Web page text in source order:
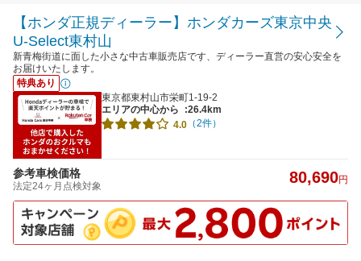
【ホンダ正規ディーラー】ホンダカーズ東京中央
U-Select東村山
新青梅街道に面した小さな中古車販売店です、ディーラー直営の安心安全を
お届けいたします。
特典あり
東京都東村山市栄町1-19-2
エリアの中心から
:26.4km
4.0 （2件）
参考車検価格
法定24ヶ月点検対象 80,690円